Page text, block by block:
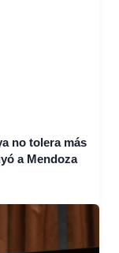
no tolera más
a Mendoza